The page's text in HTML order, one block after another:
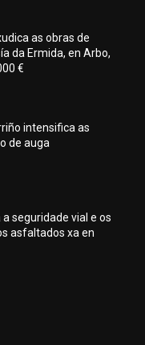
as obras de
da Ermida, en Arbo,
€
intensifica as
de auga
seguridade vial e os
asfaltados xa en